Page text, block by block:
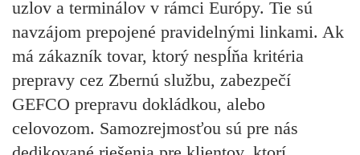
uzlov a terminálov v rámci Európy. Tie sú
navzájom prepojené pravidelnými linkami. Ak
má zákazník tovar, ktorý nespĺňa kritéria
prepravy cez Zbernú službu, zabezpečí
GEFCO prepravu dokládkou, alebo
celovozom. Samozrejmosťou sú pre nás